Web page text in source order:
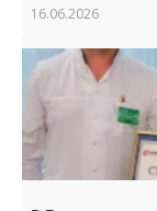
16.06.2026